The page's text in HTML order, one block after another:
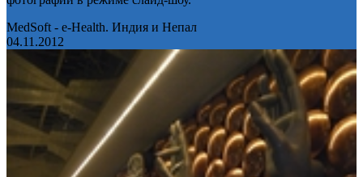
MedSoft - e-Health. Индия и Непал
04.11.2012